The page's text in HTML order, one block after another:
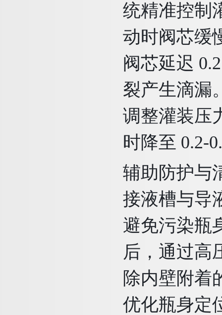
统精准控制
动时阀芯缓
阀芯延迟
裂产生滴漏
调整灌装压
时降至 0.2-
辅助防护与
接液槽与导
避免污染瓶
后，通过高
除内壁附着
优化瓶身定